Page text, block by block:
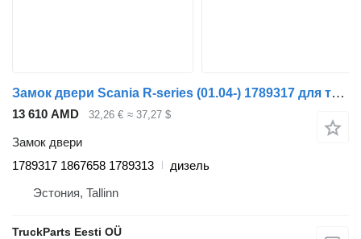
Замок двери Scania R-series (01.04-) 1789317 для тягача Scania P,G,R,T-series (2004-2017)
13 610 AMD 32,26 € ≈ 37,27 $
Замок двери
1789317 1867658 1789313
дизель
Эстония, Tallinn
TruckParts Eesti OÜ